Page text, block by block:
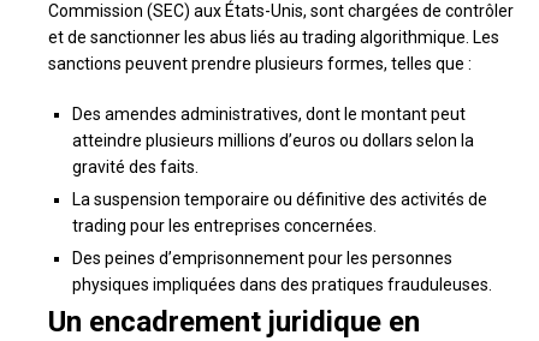
Commission (SEC) aux États-Unis, sont chargées de contrôler
et de sanctionner les abus liés au trading algorithmique. Les
sanctions peuvent prendre plusieurs formes, telles que :
Des amendes administratives, dont le montant peut
atteindre plusieurs millions d’euros ou dollars selon la
gravité des faits.
La suspension temporaire ou définitive des activités de
trading pour les entreprises concernées.
Des peines d’emprisonnement pour les personnes
physiques impliquées dans des pratiques frauduleuses.
Un encadrement juridique en